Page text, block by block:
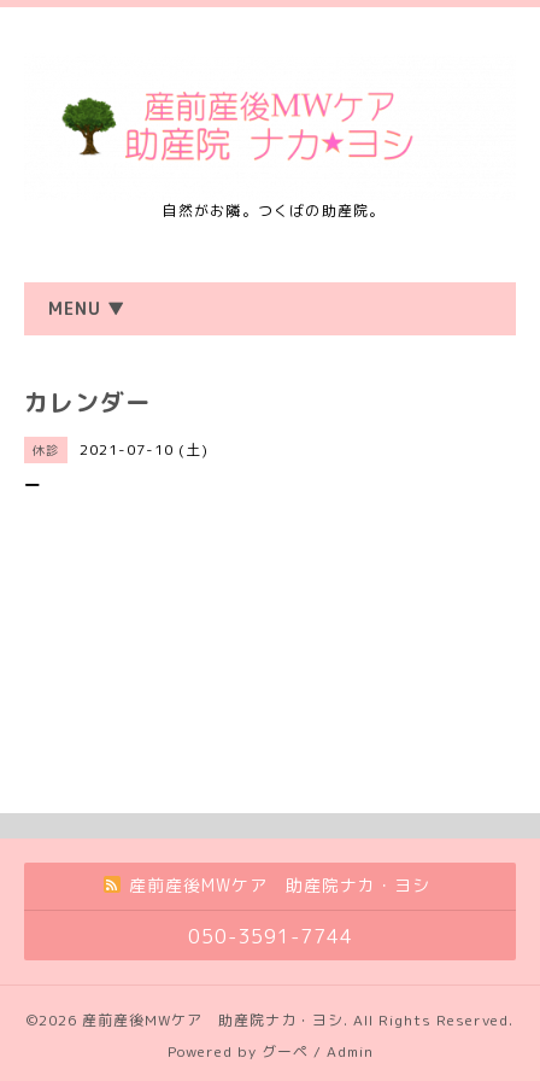
自然がお隣。つくばの助産院。
MENU ▼
カレンダー
休診 2021-07-10 (土)
ー
産前産後MWケア 助産院ナカ・ヨシ
050-3591-7744
©2026 産前産後MWケア 助産院ナカ・ヨシ. All Rights Reserved.
Powered by グーペ / Admin